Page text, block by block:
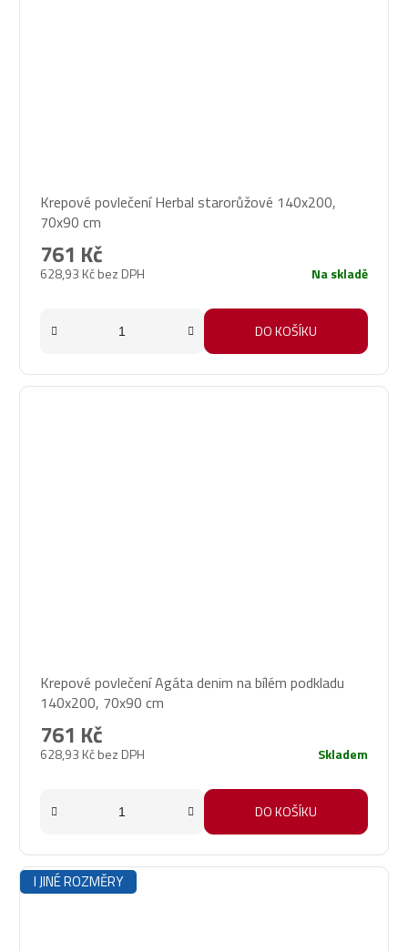
hodnocení
produktu
je
5,0
hvězdiček.
Krepové povlečení Herbal starorůžové 140x200,
70x90 cm
628,93 Kč bez DPH
761 Kč
Na skladě
DO KOŠÍKU
Krepové povlečení Agáta denim na bílém podkladu
140x200, 70x90 cm
628,93 Kč bez DPH
761 Kč
Skladem
DO KOŠÍKU
I JINÉ ROZMĚRY